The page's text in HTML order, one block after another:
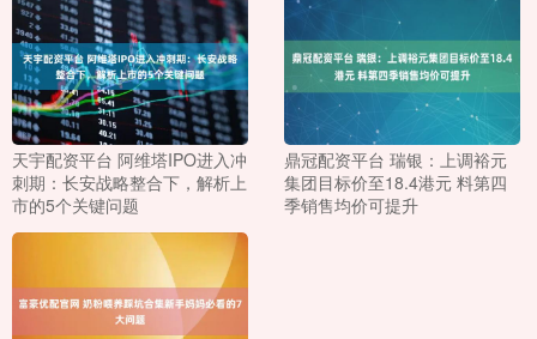
天宇配资平台 阿维塔IPO进入冲
刺期：长安战略整合下，解析上
市的5个关键问题
鼎冠配资平台 瑞银：上调裕元
集团目标价至18.4港元 料第四
季销售均价可提升